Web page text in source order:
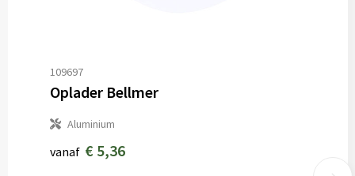
109697
Oplader Bellmer
Aluminium
vanaf € 5,36